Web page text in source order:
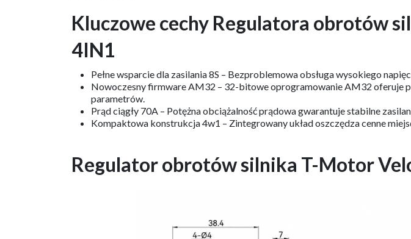
Kluczowe cechy Regulatora obrotów
4IN1​
Pełne wsparcie dla zasilania 8S – Bezproblemowa obsługa wysokiego
Nowoczesny firmware AM32 – 32-bitowe oprogramowanie AM32 oferuje
parametrów.
Prąd ciągły 70A – Potężna obciążalność prądowa gwarantuje stabilne
Kompaktowa konstrukcja 4w1 – Zintegrowany układ oszczędza cenne
Regulator obrotów silnika T-Motor